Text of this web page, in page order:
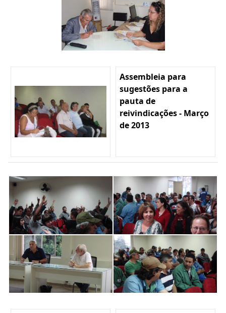
Assembleia para
sugestões para a
pauta de
reivindicações - Março
de 2013